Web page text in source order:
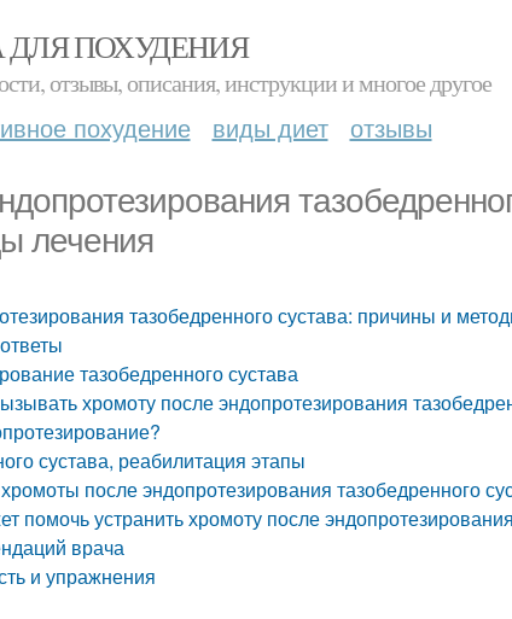
ДЛЯ ПОХУДЕНИЯ
отзывы, описания, инструкции и многое другое
похудение виды диет отзывы
лечения
тазобедренного сустава: причины и
тазобедренного сустава
хромоту после эндопротезирования
сустава, реабилитация этапы
после эндопротезирования тазобедренного
помочь устранить хромоту после
врача
и упражнения